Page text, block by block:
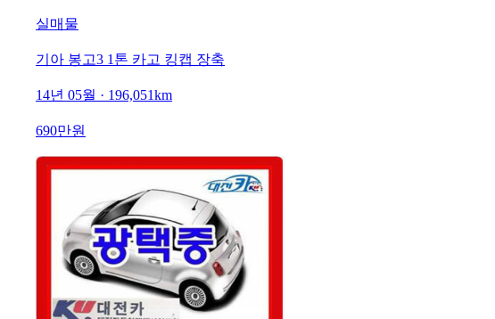
실매물
기아 봉고3 1톤 카고 킹캡 장축
14년 05월 · 196,051km
690만원